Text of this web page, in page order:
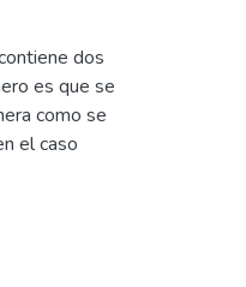
dos
es que se
como se
el caso